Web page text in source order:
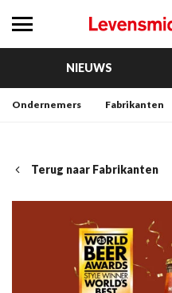
NIEUWS
Ondernemers Fabrikanten
Terug naar Fabrikanten